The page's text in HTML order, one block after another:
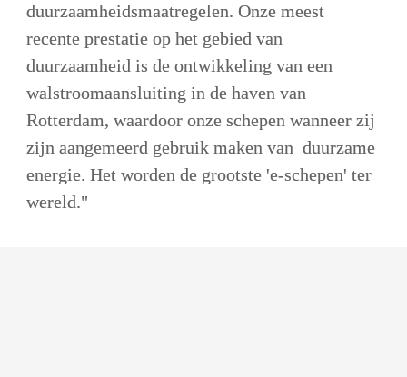
duurzaamheidsmaatregelen. Onze meest
recente prestatie op het gebied van
duurzaamheid is de ontwikkeling van een
walstroomaansluiting in de haven van
Rotterdam, waardoor onze schepen wanneer zij
zijn aangemeerd gebruik maken van  duurzame
energie. Het worden de grootste 'e-schepen' ter
wereld."